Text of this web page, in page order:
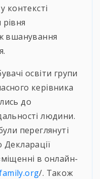
контексті
вшанування
освіти групи
керівника
до
людини.
переглянуті
Декларації
в онлайн-
/. Також